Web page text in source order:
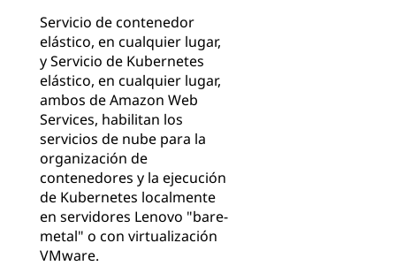
Servicio de contenedor
elástico, en cualquier lugar,
y Servicio de Kubernetes
elástico, en cualquier lugar,
ambos de Amazon Web
Services, habilitan los
servicios de nube para la
organización de
contenedores y la ejecución
de Kubernetes localmente
en servidores Lenovo "bare-
metal" o con virtualización
VMware.